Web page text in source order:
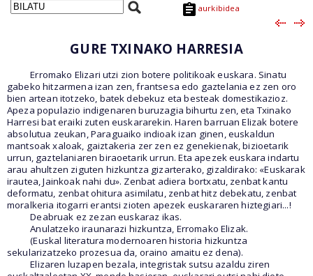
aurkibidea
GURE TXINAKO HARRESIA
Erromako Elizari utzi zion botere politikoak euskara. Sinatu
gabeko hitzarmena izan zen, frantsesa edo gaztelania ez zen oro
bien artean itotzeko, batek debekuz eta besteak domestikazioz.
Apeza populazio indigenaren buruzagia bihurtu zen, eta Txinako
Harresi bat eraiki zuten euskararekin. Haren barruan Elizak botere
absolutua zeukan, Paraguaiko indioak izan ginen, euskaldun
mantsoak xaloak, gaiztakeria zer zen ez genekienak, bizioetarik
urrun, gaztelaniaren biraoetarik urrun. Eta apezek euskara indartu
arau ahultzen ziguten hizkuntza gizarterako, gizaldirako: «Euskarak
irautea, Jainkoak nahi du». Zenbat adiera bortxatu, zenbat kantu
deformatu, zenbat ohitura asimilatu, zenbat hitz debekatu, zenbat
moralkeria itogarri erantsi zioten apezek euskararen hiztegiari...!
Deabruak ez zezan euskaraz ikas.
Anulatzeko iraunarazi hizkuntza, Erromako Elizak.
(Euskal literatura modernoaren historia hizkuntza
sekularizatzeko prozesua da, oraino amaitu ez dena).
Elizaren luzapen bezala, integristak sutsu azaldu ziren